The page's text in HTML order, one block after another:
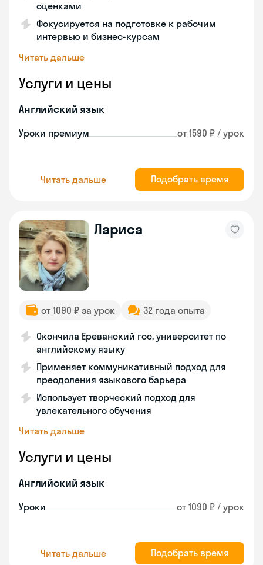
оценками
Фокусируется на подготовке к рабочим
интервью и бизнес-курсам
Читать дальше
Услуги и цены
Английский язык
Уроки премиум от 1590 ₽ / урок
Читать дальше Подобрать время
Лариса
от 1090 ₽ за урок 32 года опыта
Окончила Ереванский гос. университет по
английскому языку
Применяет коммуникативный подход для
преодоления языкового барьера
Использует творческий подход для
увлекательного обучения
Читать дальше
Услуги и цены
Английский язык
Уроки от 1090 ₽ / урок
Читать дальше Подобрать время